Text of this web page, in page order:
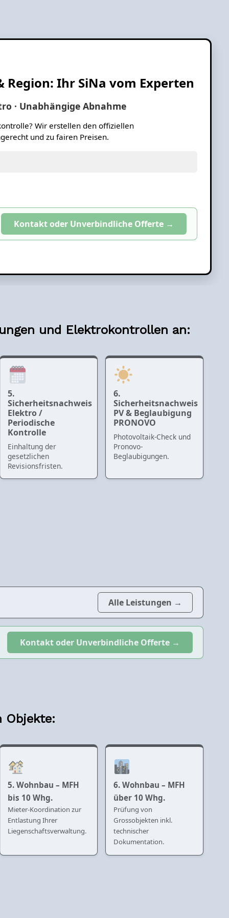
Ihr SiNa vom Experten
· Unabhängige Abnahme
Wir erstellen den offiziellen
und zu fairen Preisen.
Kontakt oder Unverbindliche Offerte →
und Elektrokontrollen an:
5.
Sicherheitsnachweis
Elektro /
Periodische
Kontrolle
Einhaltung der
gesetzlichen
Revisionsfristen.
6.
Sicherheitsnachweis
PV & Beglaubigung
PRONOVO
Photovoltaik-Check und
Pronovo-
Beglaubigungen.
Alle Leistungen →
Kontakt oder Unverbindliche Offerte →
Objekte:
5. Wohnbau – MFH
bis 10 Whg.
Mieter-Koordination zur
Entlastung Ihrer
Liegenschaftsverwaltung.
6. Wohnbau – MFH
über 10 Whg.
Prüfung von
Grossobjekten inkl.
technischer
Dokumentation.